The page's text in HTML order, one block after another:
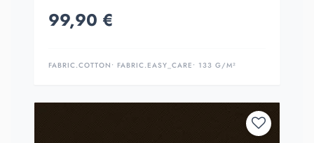
99,90 €
FABRIC.COTTON • FABRIC.EASY_CARE • 133 G/M²